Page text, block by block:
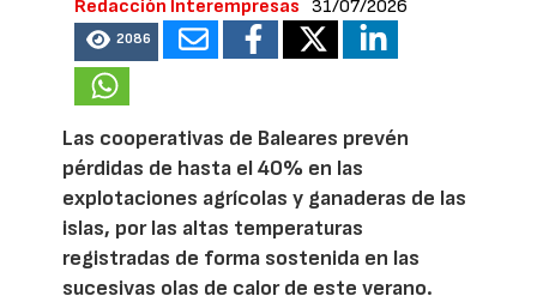
Redacción Interempresas 31/07/2026
2086
Las cooperativas de Baleares prevén
pérdidas de hasta el 40% en las
explotaciones agrícolas y ganaderas de las
islas, por las altas temperaturas
registradas de forma sostenida en las
sucesivas olas de calor de este verano.